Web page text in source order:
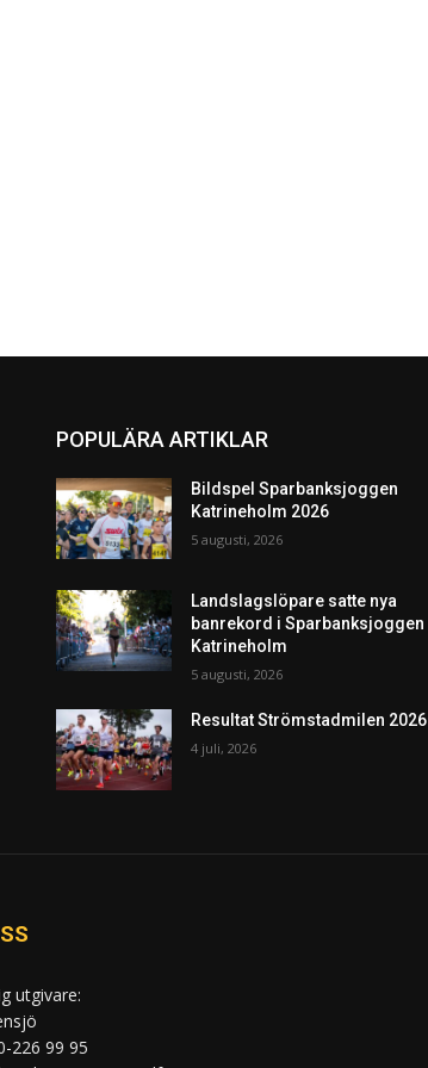
POPULÄRA ARTIKLAR
Bildspel Sparbanksjoggen
Katrineholm 2026
5 augusti, 2026
Landslagslöpare satte nya
banrekord i Sparbanksjoggen
Katrineholm
5 augusti, 2026
Resultat Strömstadmilen 2026
4 juli, 2026
utgivare:
226 99 95